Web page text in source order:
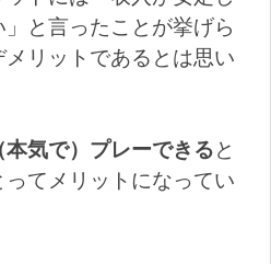
と言ったことが挙げら
リットであるとは思い
気で）プレーできると
てメリットになってい